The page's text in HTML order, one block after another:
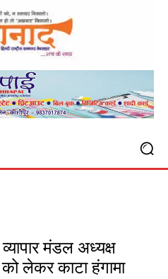
मंडल अध्यक्ष
लेकर काटा हंगामा